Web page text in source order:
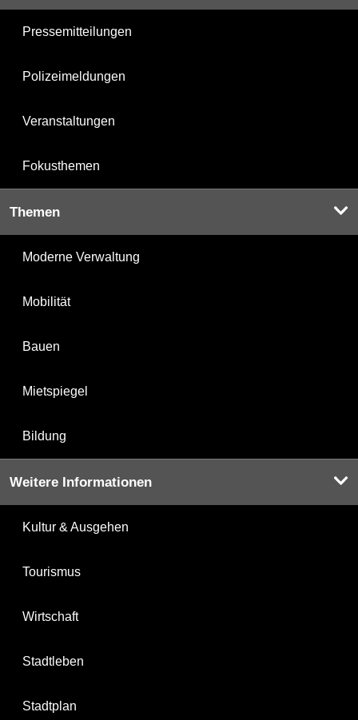
Pressemitteilungen
Polizeimeldungen
Veranstaltungen
Fokusthemen
Themen
Moderne Verwaltung
Mobilität
Bauen
Mietspiegel
Bildung
Weitere Informationen
Kultur & Ausgehen
Tourismus
Wirtschaft
Stadtleben
Stadtplan